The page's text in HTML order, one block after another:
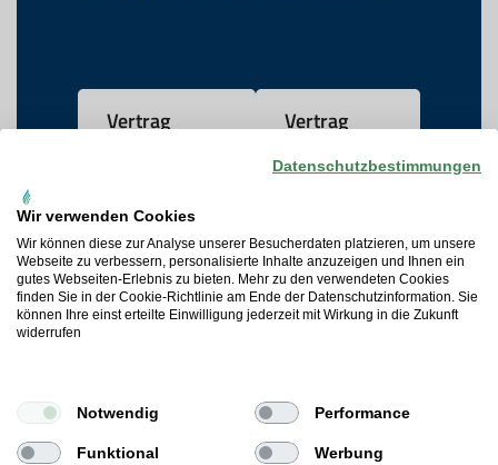
Vertrag
Vertrag
kündigen
AGB
Datenschutz
Impressum
Datenschutzbestimmungen
Wir verwenden Cookies
Wir können diese zur Analyse unserer Besucherdaten platzieren, um unsere
Webseite zu verbessern, personalisierte Inhalte anzuzeigen und Ihnen ein
gutes Webseiten-Erlebnis zu bieten. Mehr zu den verwendeten Cookies
finden Sie in der Cookie-Richtlinie am Ende der Datenschutzinformation. Sie
können Ihre einst erteilte Einwilligung jederzeit mit Wirkung in die Zukunft
widerrufen
Notwendig Performance
Funktional Werbung